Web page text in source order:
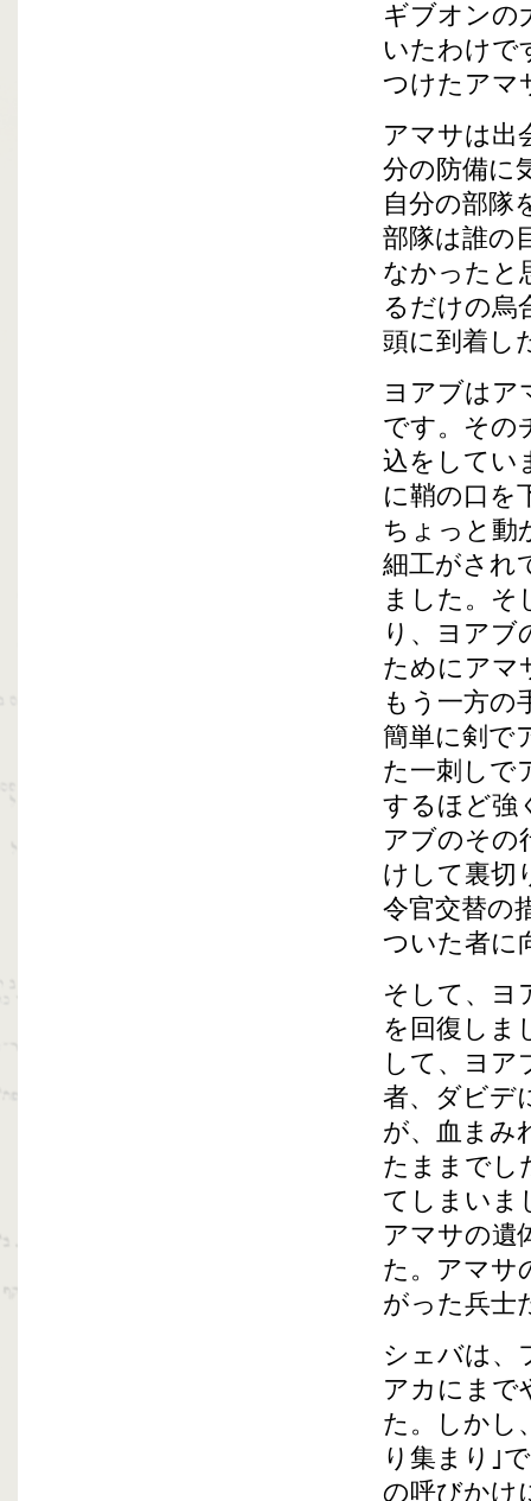
ギブオンの
いたわけで
つけたアマ
アマサは出
分の防備に
自分の部隊
部隊は誰の
なかったと
るだけの烏
頭に到着し
ヨアブはア
です。その
込をしてい
に鞘の口を
ちょっと動
細工がされ
ました。そ
り、ヨアブ
ためにアマ
もう一方の
簡単に剣で
た一刺しで
するほど強
アブのその
けして裏切
令官交替の
ついた者に
そして、ヨ
を回復しま
して、ヨア
者、ダビデ
が、血まみ
たままでし
てしまいま
アマサの遺
た。アマサ
がった兵士
シェバは、
アカにまで
た。しかし
り集まり｣
の呼びかけ